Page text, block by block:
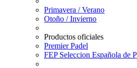
Primavera / Verano
Otoño / Invierno
Productos oficiales
Premier Padel
FEP Seleccion Española de